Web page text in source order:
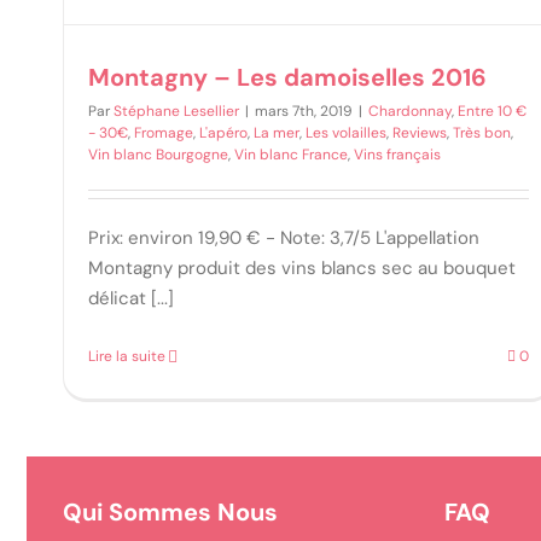
Montagny – Les damoiselles 2016
ParStéphane Lesellier | mars 7th, 2019 | Chardonnay, Entre 10 €
- 30€, Fromage, L'apéro, La mer, Les volailles, Reviews,Très bon,
Vin blanc Bourgogne,Vin blanc France,Vins français
Prix: environ 19,90 € - Note: 3,7/5 L'appellation
Montagny produit des vins blancs sec au bouquet
délicat [...]
Lire la suite 0
Qui Sommes Nous FAQ